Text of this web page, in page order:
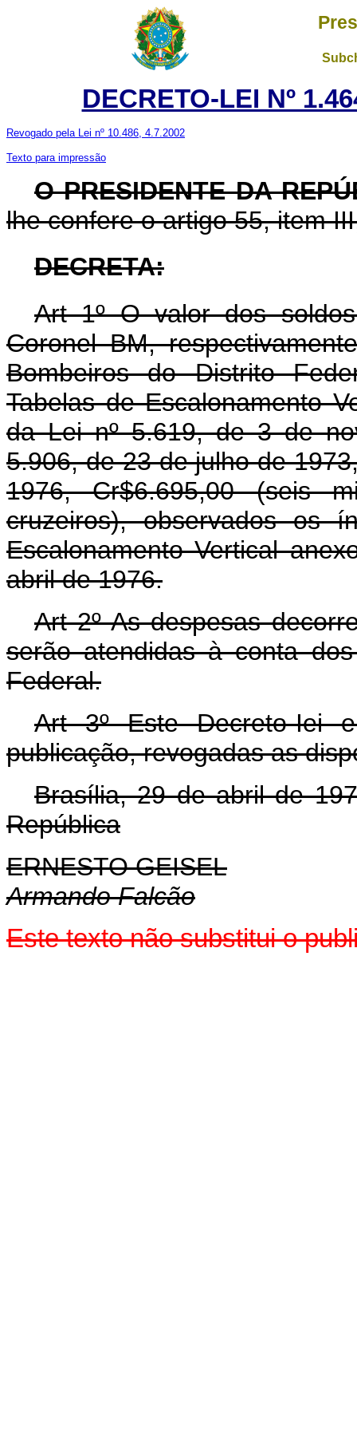
DECRETO-LEI Nº
Revogado pela Lei nº 10.486, 4.7.2002
Texto para impressão
O PRESIDENTE DA
lhe confere o artigo 55, item
DECRETA:
Art 1º O valor dos
Coronel BM,
Bombeiros do Distrito
Tabelas de Escalonamento
da Lei nº 5.619, de 3 de
5.906, de 23 de julho de
1976, Cr$6.695,00 (seis
cruzeiros), observados os
Escalonamento Vertical
abril de 1976.
Art 2º As despesas
serão atendidas à conta
Federal.
Art 3º Este Decreto-Iei
publicação, revogadas as
Brasília, 29 de abril de
República
ERNESTO GEISEL
Armando Falcão
Este texto não substitui o